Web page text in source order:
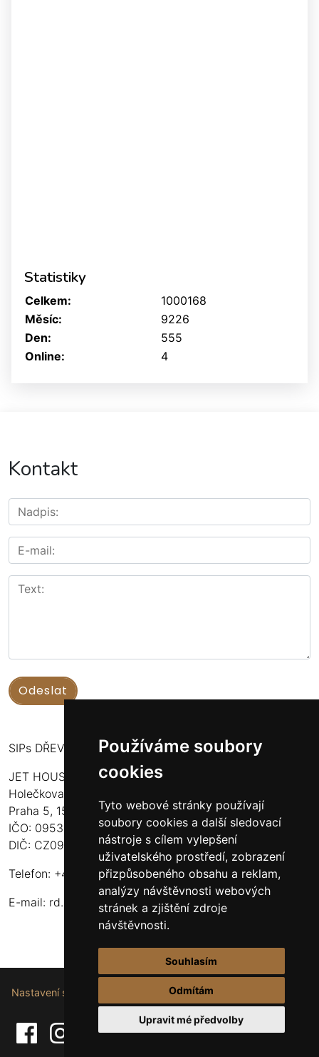
Používáme soubory
cookies
Tyto webové stránky používají
soubory cookies a další sledovací
nástroje s cílem vylepšení
uživatelského prostředí, zobrazení
přizpůsobeného obsahu a reklam,
analýzy návštěvnosti webových
stránek a zjištění zdroje
návštěvnosti.
Souhlasím
Odmítám
Upravit mé předvolby
Statistiky
Online: 4
Celkem:
1000168
Měsíc:
9226
Den:
555
Kontakt
SIPs DŘEVOSTAVBY
JET HOUSE S.R.O.
Holečkova 789/49
Praha 5, 150 00
IČO: 09532935
DIČ: CZ09532935
Telefon: +420 737 107 003
E-mail: rd.drevostavby@gmail.com
Nastavení souborů cookie.